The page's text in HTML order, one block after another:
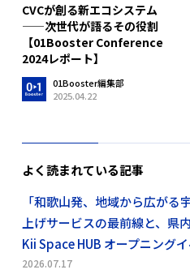
CVCが創る新エコシステム
——次世代が語るその役割
【01Booster Conference
2024レポート】
01Booster編集部
2025.04.22
よく読まれている記事
「和歌山発、地域から広が
上げサービスの最前線と、
Kii Space HUB オープニング
2026.07.17